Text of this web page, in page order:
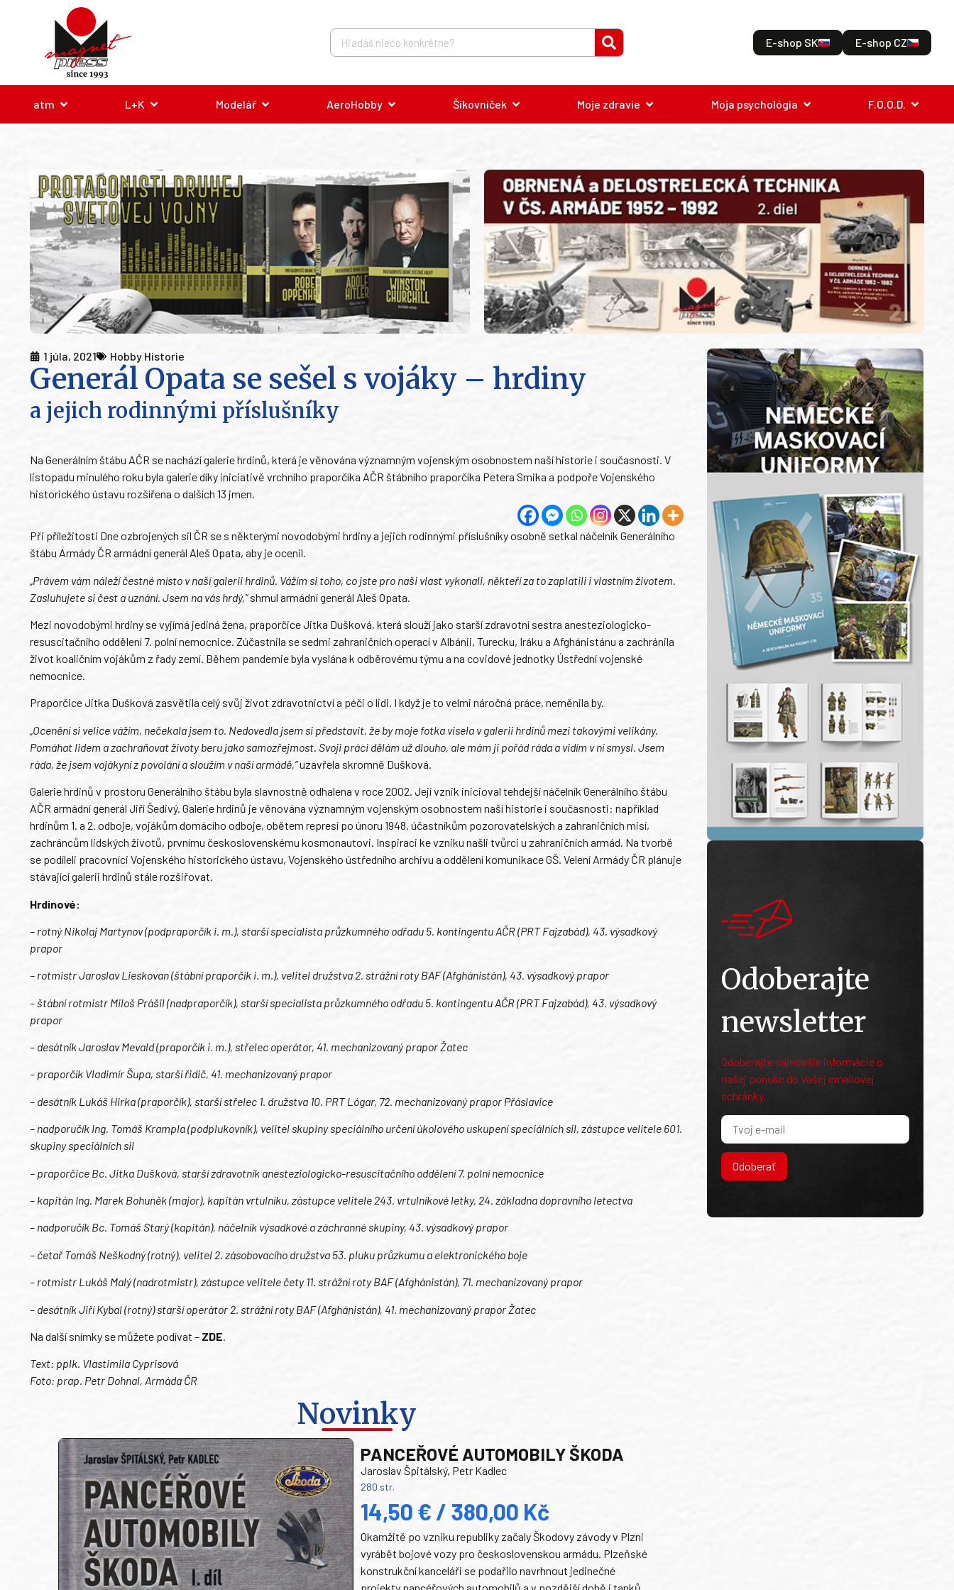
E-shop SK E-shop CZ
atm L+K Modelář AeroHobby Šikovníček Moje zdravie Moja psychológia F.O.O.D.
1 júla, 2021 Hobby Historie
Generál Opata se sešel s vojáky – hrdiny
a jejich rodinnými příslušníky
Na Generálním štábu AČR se nachází galerie hrdinů, která je věnována významným vojenským osobnostem naší historie i současnosti. V
listopadu minulého roku byla galerie díky iniciativě vrchního praporčíka AČR štábního praporčíka Petera Smika a podpoře Vojenského
historického ústavu rozšířena o dalších 13 jmen.
Při příležitosti Dne ozbrojených sil ČR se s některými novodobými hrdiny a jejich rodinnými příslušníky osobně setkal náčelník Generálního
štábu Armády ČR armádní generál Aleš Opata, aby je ocenil.
„Právem vám náleží čestné místo v naší galerii hrdinů. Vážím si toho, co jste pro naši vlast vykonali, někteří za to zaplatili i vlastním životem.
Zasluhujete si čest a uznání. Jsem na vás hrdý,“shrnul armádní generál Aleš Opata.
Mezi novodobými hrdiny se vyjímá jediná žena, praporčice Jitka Dušková, která slouží jako starší zdravotní sestra anesteziologicko-
resuscitačního oddělení 7. polní nemocnice. Zúčastnila se sedmi zahraničních operací v Albánii, Turecku, Iráku a Afghánistánu a zachránila
život koaličním vojákům z řady zemí. Během pandemie byla vyslána k odběrovému týmu a na covidové jednotky Ústřední vojenské
nemocnice.
Praporčice Jitka Dušková zasvětila celý svůj život zdravotnictví a péči o lidi. I když je to velmi náročná práce, neměnila by.
„Ocenění si velice vážím, nečekala jsem to. Nedovedla jsem si představit, že by moje fotka visela v galerii hrdinů mezi takovými velikány.
Pomáhat lidem a zachraňovat životy beru jako samozřejmost. Svoji práci dělám už dlouho, ale mám ji pořád ráda a vidím v ní smysl. Jsem
ráda, že jsem vojákyní z povolání a sloužím v naší armádě,“uzavřela skromně Dušková.
Galerie hrdinů v prostoru Generálního štábu byla slavnostně odhalena v roce 2002. Její vznik inicioval tehdejší náčelník Generálního štábu
AČR armádní generál Jiří Šedivý. Galerie hrdinů je věnována významným vojenským osobnostem naší historie i současnosti: například
hrdinům 1. a 2. odboje, vojákům domácího odboje, obětem represí po únoru 1948, účastníkům pozorovatelských a zahraničních misí,
zachráncům lidských životů, prvnímu československému kosmonautovi. Inspiraci ke vzniku našli tvůrci u zahraničních armád. Na tvorbě
se podíleli pracovníci Vojenského historického ústavu, Vojenského ústředního archivu a oddělení komunikace GŠ. Velení Armády ČR plánuje
stávající galerii hrdinů stále rozšiřovat.
Hrdinové:
– rotný Nikolaj Martynov (podpraporčík i. m.), starší specialista průzkumného odřadu 5. kontingentu AČR (PRT Fajzabád), 43. výsadkový
prapor
– rotmistr Jaroslav Lieskovan (štábní praporčík i. m.), velitel družstva 2. strážní roty BAF (Afghánistán), 43. výsadkový prapor
– štábní rotmistr Miloš Prášil (nadpraporčík), starší specialista průzkumného odřadu 5. kontingentu AČR (PRT Fajzabád), 43. výsadkový
prapor
– desátník Jaroslav Mevald (praporčík i. m.), střelec operátor, 41. mechanizovaný prapor Žatec
– praporčík Vladimír Šupa, starší řidič, 41. mechanizovaný prapor
– desátník Lukáš Hirka (praporčík), starší střelec 1. družstva 10. PRT Lógar, 72. mechanizovaný prapor Přáslavice
– nadporučík Ing. Tomáš Krampla (podplukovník), velitel skupiny speciálního určení úkolového uskupení speciálních sil, zástupce velitele 601.
skupiny speciálních sil
– praporčice Bc. Jitka Dušková, starší zdravotník anesteziologicko-resuscitačního oddělení 7. polní nemocnice
– kapitán Ing. Marek Bohuněk (major), kapitán vrtulníku, zástupce velitele 243. vrtulníkové letky, 24. základna dopravního letectva
– nadporučík Bc. Tomáš Starý (kapitán), náčelník výsadkové a záchranné skupiny, 43. výsadkový prapor
– četař Tomáš Neškodný (rotný), velitel 2. zásobovacího družstva 53. pluku průzkumu a elektronického boje
– rotmistr Lukáš Malý (nadrotmistr), zástupce velitele čety 11. strážní roty BAF (Afghánistán), 71. mechanizovaný prapor
– desátník Jiří Kybal (rotný) starší operátor 2. strážní roty BAF (Afghánistán), 41. mechanizovaný prapor Žatec
Na další snímky se můžete podívat – ZDE.
Text: pplk. Vlastimila Cyprisová
Foto: prap. Petr Dohnal, Armáda ČR
Novinky
PANCEŘOVÉ AUTOMOBILY ŠKODA
Jaroslav Špitálský, Petr Kadlec
280 str.
14,50 € / 380,00 Kč
Okamžitě po vzniku republiky začaly Škodovy závody v Plzni
vyrábět bojové vozy pro československou armádu. Plzeňské
konstrukční kanceláři se podařilo navrhnout jedinečné
Odoberajte
newsletter
Odoberajte najnovšie informácie o
našej ponuke do Vašej emailovej
schránky.
Odoberať